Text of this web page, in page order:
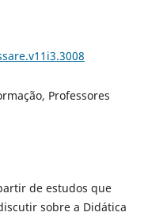
Professores
de estudos que
sobre a Didática